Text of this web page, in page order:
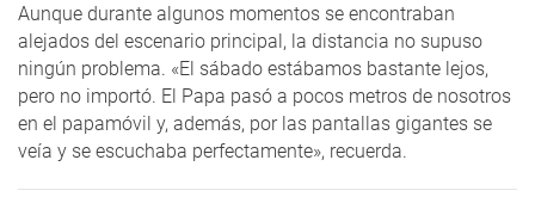
Aunque durante algunos momentos se encontraban
alejados del escenario principal, la distancia no supuso
ningún problema. «El sábado estábamos bastante lejos,
pero no importó. El Papa pasó a pocos metros de nosotros
en el papamóvil y, además, por las pantallas gigantes se
veía y se escuchaba perfectamente», recuerda.